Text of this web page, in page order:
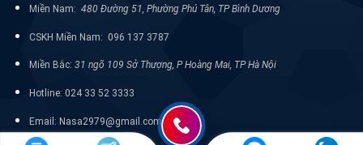
Miền Nam: 480 Đường 51, Phường Phú Tân, TP Bình Dương
CSKH Miền Nam: 096 137 3787
Miền Bắc: 31 ngõ 109 Sở Thượng, P Hoàng Mai, TP Hà Nội
Hotline: 024 33 52 3333
Email: Nasa2979@gmail.com